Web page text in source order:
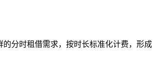
分时租借需求，按时长标准化计费，形成